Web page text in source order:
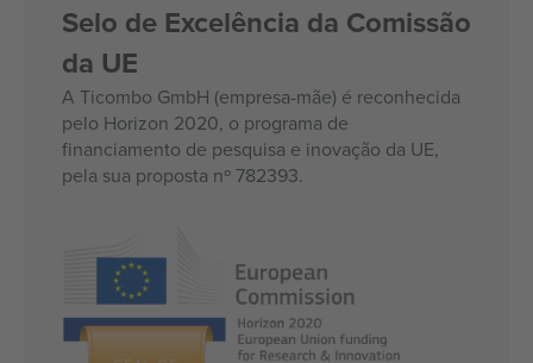
Selo de Excelência da Comissão
da UE
A Ticombo GmbH (empresa-mãe) é reconhecida
pelo Horizon 2020, o programa de
financiamento de pesquisa e inovação da UE,
pela sua proposta nº 782393.